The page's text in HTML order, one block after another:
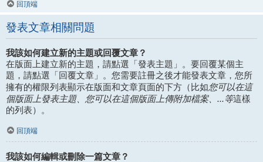
回頂端
發表文章相關問題
我該如何建立新的主題或回覆文章？
在版面上建立新的主題，請點選「發表主題」。要回覆某個主
題，請點選「回覆文章」。您需要註冊之後才能發表文章，您所
擁有的權限列表顯示在版面和文章頁面的下方（比如您可以在這
個版面上發表主題、您可以在這個版面上傳附加檔案、...等這樣
的列表）。
回頂端
我該如何編輯或刪除一篇文章？